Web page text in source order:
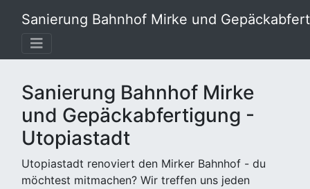
Sanierung Bahnhof Mirke und
Sanierung Bahnhof Mirke
und Gepäckabfertigung -
Utopiastadt
Utopiastadt renoviert den Mirker Bahnhof - du
möchtest mitmachen? Wir treffen uns jeden